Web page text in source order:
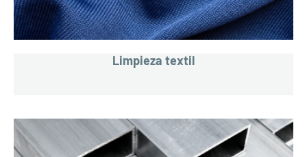
Limpieza textil